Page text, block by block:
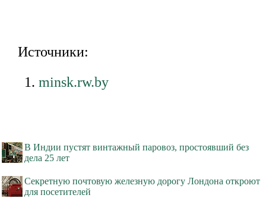
Источники:
minsk.rw.by
В Индии пустят винтажный паровоз, простоявший без
дела 25 лет
Секретную почтовую железную дорогу Лондона откроют
для посетителей